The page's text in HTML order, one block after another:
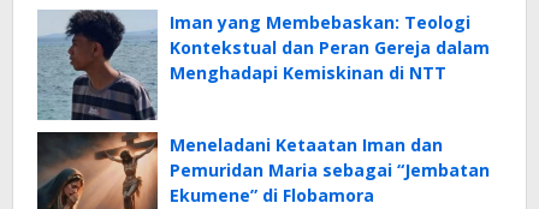
Iman yang Membebaskan: Teologi
Kontekstual dan Peran Gereja dalam
Menghadapi Kemiskinan di NTT
Meneladani Ketaatan Iman dan
Pemuridan Maria sebagai “Jembatan
Ekumene” di Flobamora